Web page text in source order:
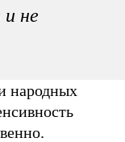
и не
народных